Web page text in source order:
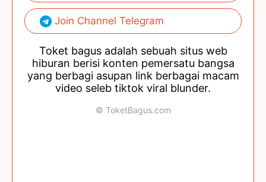
Join Channel Telegram
Toket bagus adalah sebuah situs web
hiburan berisi konten pemersatu bangsa
yang berbagi asupan link berbagai macam
video seleb tiktok viral blunder.
© ToketBagus.com